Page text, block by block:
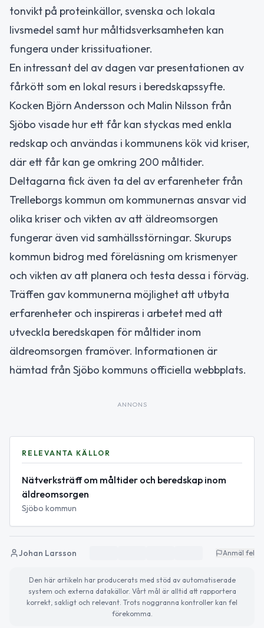
tonvikt på proteinkällor, svenska och lokala
livsmedel samt hur måltidsverksamheten kan
fungera under krissituationer.
En intressant del av dagen var presentationen av
fårkött som en lokal resurs i beredskapssyfte.
Kocken Björn Andersson och Malin Nilsson från
Sjöbo visade hur ett får kan styckas med enkla
redskap och användas i kommunens kök vid kriser,
där ett får kan ge omkring 200 måltider.
Deltagarna fick även ta del av erfarenheter från
Trelleborgs kommun om kommunernas ansvar vid
olika kriser och vikten av att äldreomsorgen
fungerar även vid samhällsstörningar. Skurups
kommun bidrog med föreläsning om krismenyer
och vikten av att planera och testa dessa i förväg.
Träffen gav kommunerna möjlighet att utbyta
erfarenheter och inspireras i arbetet med att
utveckla beredskapen för måltider inom
äldreomsorgen framöver. Informationen är
hämtad från Sjöbo kommuns officiella webbplats.
ANNONS
RELEVANTA KÄLLOR
Nätverksträff om måltider och beredskap inom
äldreomsorgen
Sjöbo kommun
Johan Larsson Anmäl fel
Den här artikeln har producerats med stöd av automatiserade
system och externa datakällor. Vårt mål är alltid att rapportera
korrekt, sakligt och relevant. Trots noggranna kontroller kan fel
förekomma.